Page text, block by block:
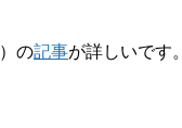
）の記事が詳しいです。